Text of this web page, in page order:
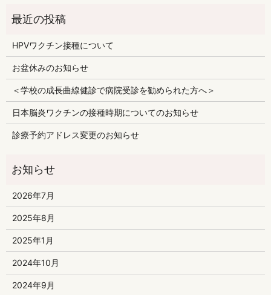
HPVワクチン接種について
お盆休みのお知らせ
＜学校の成長曲線健診で病院受診を勧められた方へ＞
日本脳炎ワクチンの接種時期についてのお知らせ
診療予約アドレス変更のお知らせ
2026年7月
2025年8月
2025年1月
2024年10月
2024年9月